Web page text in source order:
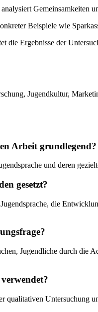
Gemeinsamkeiten
Beispiele wie
die Ergebnisse der
Jugendkultur,
Arbeit grundlegend?
und deren
gesetzt?
die
Jugendliche durch die
qualitativen Untersuchung